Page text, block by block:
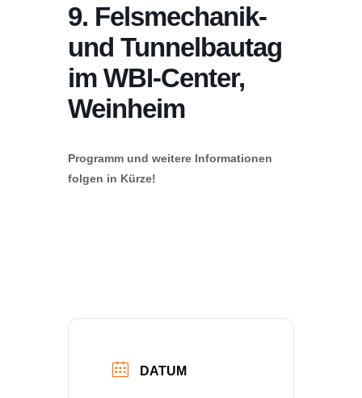
9. Felsmechanik-
und Tunnelbautag
im WBI-Center,
Weinheim
Programm und weitere Informationen
folgen in Kürze!
DATUM